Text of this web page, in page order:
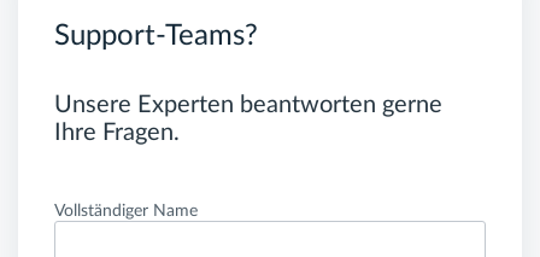
Support-Teams?
Unsere Experten beantworten gerne
Ihre Fragen.
Vollständiger Name